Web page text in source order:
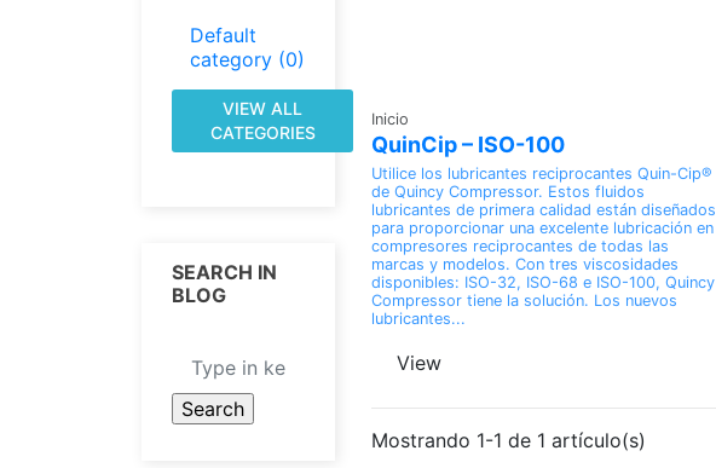
Inicio
QuinCip – ISO-100
Utilice los lubricantes reciprocantes Quin-Cip®
de Quincy Compressor. Estos fluidos
lubricantes de primera calidad están diseñados
para proporcionar una excelente lubricación en
compresores reciprocantes de todas las
marcas y modelos. Con tres viscosidades
disponibles: ISO-32, ISO-68 e ISO-100, Quincy
Compressor tiene la solución. Los nuevos
lubricantes...
View
Mostrando 1-1 de 1 artículo(s)
Default
category (0)
VIEW ALL
CATEGORIES
SEARCH IN
BLOG